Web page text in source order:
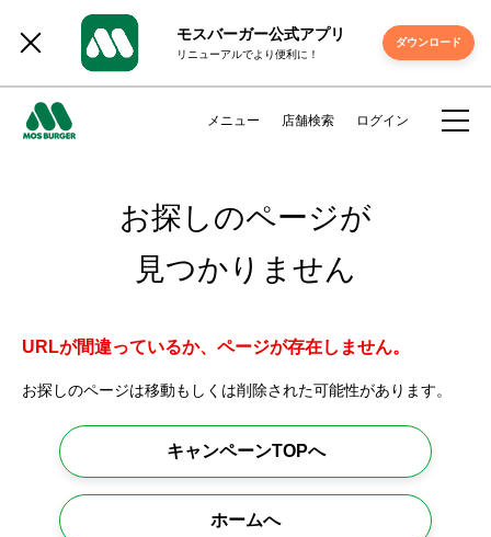
モスバーガー公式アプリ
リニューアルでより便利に！
ダウンロード
メニュー 店舗検索 ログイン
お探しのページが
見つかりません
URLが間違っているか、ページが存在しません。
お探しのページは移動もしくは削除された可能性があります。
キャンペーンTOPへ
ホームへ